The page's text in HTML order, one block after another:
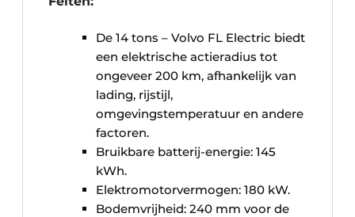
De 14 tons – Volvo FL Electric biedt
een elektrische actieradius tot
ongeveer 200 km, afhankelijk van
lading, rijstijl,
omgevingstemperatuur en andere
factoren.
Bruikbare batterij-energie: 145
kWh.
Elektromotorvermogen: 180 kW.
Bodemvrijheid: 240 mm voor de